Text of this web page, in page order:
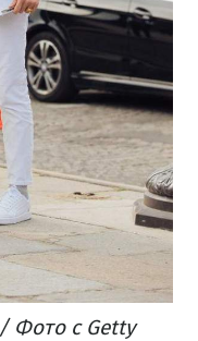
Фото с Getty